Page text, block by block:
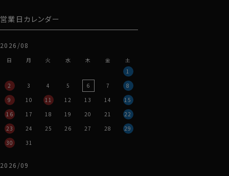
営業日カレンダー
2026/08
日 月 火 水 木 金
土
1
2
3 4 5 6 7
8
9
10 11 12 13 14
15
16
17 18 19 20 21
22
23
24 25 26 27 28
29
30
31
2026/09